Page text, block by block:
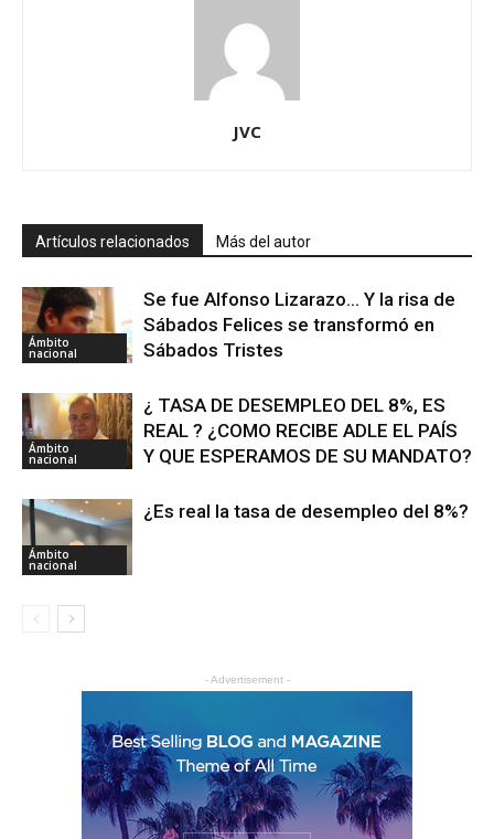
JVC
Artículos relacionados Más del autor
Ámbito
nacional
Se fue Alfonso Lizarazo… Y la risa de
Sábados Felices se transformó en
Sábados Tristes
Ámbito
nacional
¿ TASA DE DESEMPLEO DEL 8%, ES
REAL ? ¿COMO RECIBE ADLE EL PAÍS
Y QUE ESPERAMOS DE SU MANDATO?
Ámbito
nacional
¿Es real la tasa de desempleo del 8%?
- Advertisement -